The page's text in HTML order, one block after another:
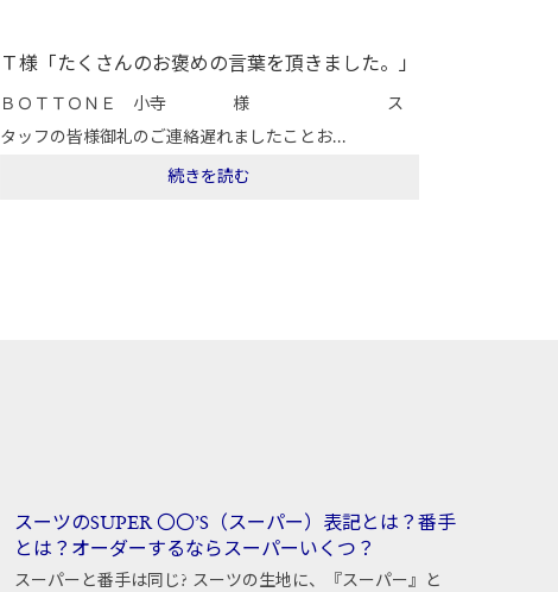
Ｔ様「たくさんのお褒めの言葉を頂きました。」
ＢＯＴＴＯＮＥ 小寺 様 ス
タッフの皆様御礼のご連絡遅れましたことお...
続きを読む
スーツのSUPER 〇〇’S（スーパー）表記とは？番手
とは？オーダーするならスーパーいくつ？
スーパーと番手は同じ? スーツの生地に、『スーパー』と